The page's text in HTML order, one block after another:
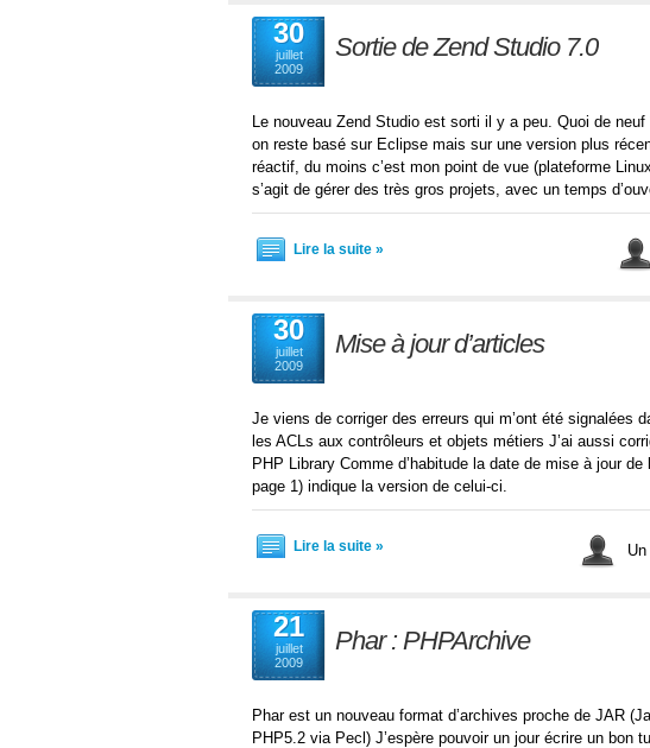
30
juillet
2009
Sortie de Zend Studio 7.0
Le nouveau Zend Studio est sorti il y a peu. Quoi de
on reste basé sur Eclipse mais sur une version plus
réactif, du moins c’est mon point de vue (plateforme
s’agit de gérer des très gros projets, avec un temps
Lire la suite »
30
juillet
2009
Mise à jour d’articles
Je viens de corriger des erreurs qui m’ont été signalées
les ACLs aux contrôleurs et objets métiers J’ai aussi
PHP Library Comme d’habitude la date de mise à jour
page 1) indique la version de celui-ci.
Lire la suite »
21
juillet
2009
Phar : PHPArchive
Phar est un nouveau format d’archives proche de JAR
PHP5.2 via Pecl) J’espère pouvoir un jour écrire un bon